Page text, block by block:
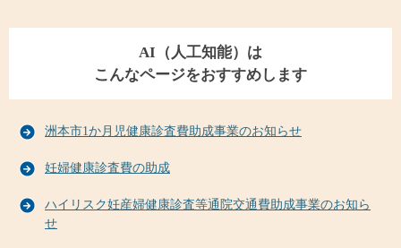
AI（人工知能）は
こんなページをおすすめします
洲本市1か月児健康診査費助成事業のお知らせ
妊婦健康診査費の助成
ハイリスク妊産婦健康診査等通院交通費助成事業のお知ら
せ